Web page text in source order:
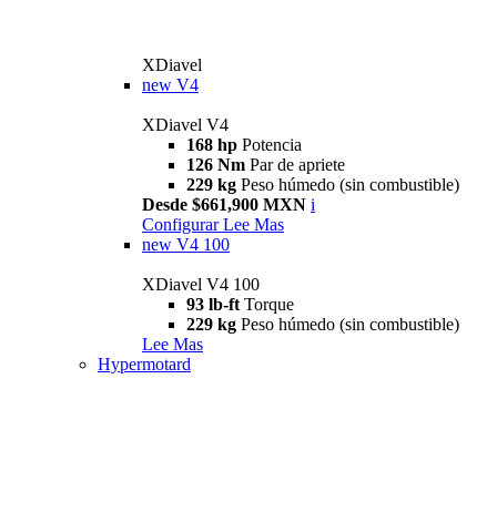
XDiavel
new V4
XDiavel V4
168 hp Potencia
126 Nm Par de apriete
229 kg Peso húmedo (sin combustible)
Desde $661,900 MXN i
Configurar Lee Mas
new V4 100
XDiavel V4 100
93 lb-ft Torque
229 kg Peso húmedo (sin combustible)
Lee Mas
Hypermotard